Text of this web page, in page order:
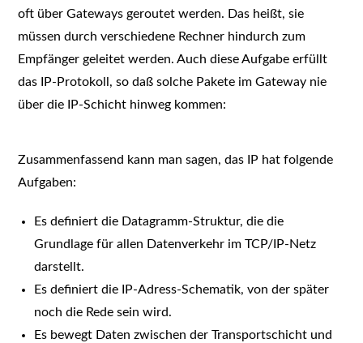
oft über Gateways geroutet werden. Das heißt, sie
müssen durch verschiedene Rechner hindurch zum
Empfänger geleitet werden. Auch diese Aufgabe erfüllt
das IP-Protokoll, so daß solche Pakete im Gateway nie
über die IP-Schicht hinweg kommen:
Zusammenfassend kann man sagen, das IP hat folgende
Aufgaben:
Es definiert die Datagramm-Struktur, die die
Grundlage für allen Datenverkehr im TCP/IP-Netz
darstellt.
Es definiert die IP-Adress-Schematik, von der später
noch die Rede sein wird.
Es bewegt Daten zwischen der Transportschicht und